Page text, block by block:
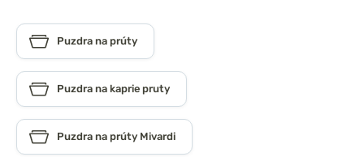
Puzdra na prúty
Puzdra na kaprie pruty
Puzdra na prúty Mivardi